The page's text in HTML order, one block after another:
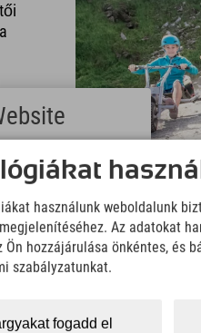
használunk weboldalunk
Az adatokat
hozzájárulása önkéntes, és
szabályzatunkat.
fogadd el